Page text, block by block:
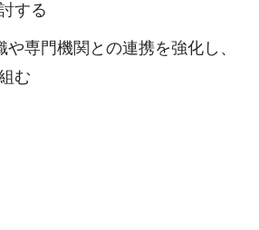
する
や専門機関との連携を強化し、
む